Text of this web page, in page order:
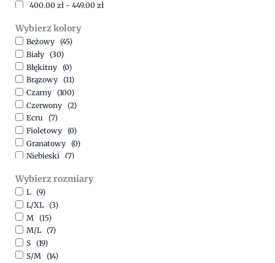
400,00 zł - 449,00 zł
500,00zł-1500,00
Wybierz kolory
Beżowy (45)
Biały (30)
Błękitny (0)
Brązowy (11)
Czarny (100)
Czerwony (2)
Ecru
(7)
Fioletowy (0)
Granatowy (0)
Niebieski (7)
Pomarańczowy
(2)
Różowy
Srebrny
Szary
Turkusowy
Zielony
Złoty
(1)
Wybierz rozmiary
L (9)
L/XL (3)
M (15)
M/L (7)
S (19)
S/M (14)